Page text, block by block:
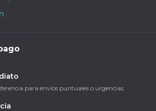
para envíos puntuales o urgencias.